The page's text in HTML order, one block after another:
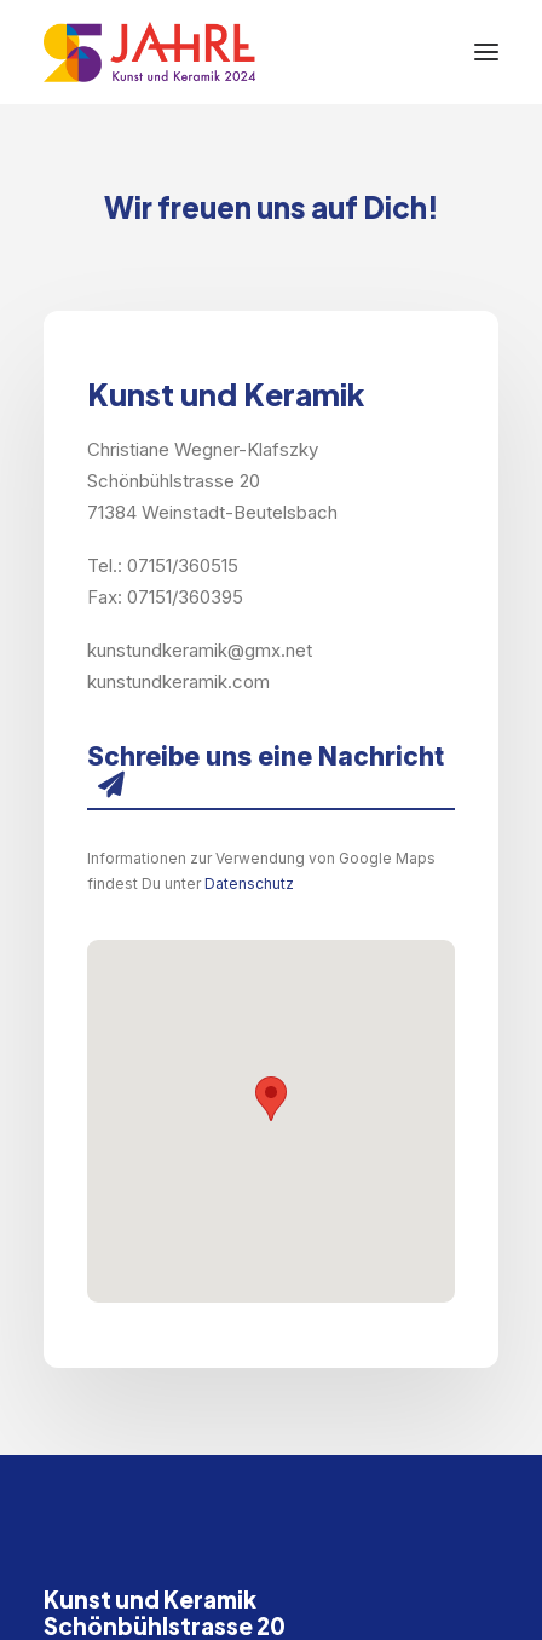
Wir freuen uns auf Dich!
Kunst und Keramik
Christiane Wegner-Klafszky
Schönbühlstrasse 20
71384 Weinstadt-Beutelsbach
Tel.: 07151/360515
Fax: 07151/360395
kunstundkeramik@gmx.net
kunstundkeramik.com
Schreibe uns eine Nachricht
Informationen zur Verwendung von Google Maps
findest Du unterDatenschutz
Kunst und Keramik
Schönbühlstrasse 20